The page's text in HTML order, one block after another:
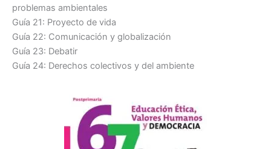
problemas ambientales
Guía 21: Proyecto de vida
Guía 22: Comunicación y globalización
Guía 23: Debatir
Guía 24: Derechos colectivos y del ambiente